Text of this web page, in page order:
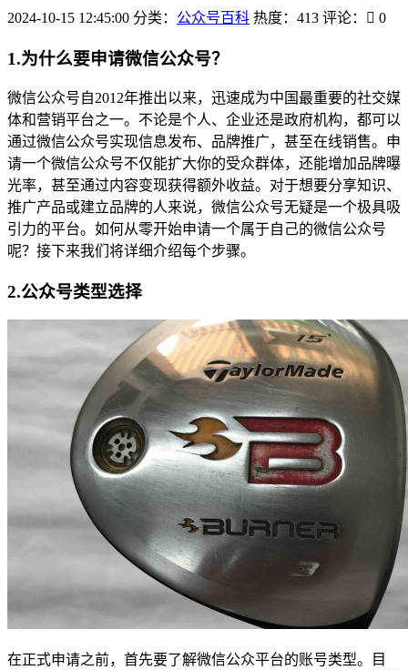
2024-10-15 12:45:00 分类： 公众号百科 热度：413 评论： 0
1.为什么要申请微信公众号？
微信公众号自2012年推出以来，迅速成为中国最重要的社交媒
体和营销平台之一。不论是个人、企业还是政府机构，都可以
通过微信公众号实现信息发布、品牌推广，甚至在线销售。申
请一个微信公众号不仅能扩大你的受众群体，还能增加品牌曝
光率，甚至通过内容变现获得额外收益。对于想要分享知识、
推广产品或建立品牌的人来说，微信公众号无疑是一个极具吸
引力的平台。如何从零开始申请一个属于自己的微信公众号
呢？接下来我们将详细介绍每个步骤。
2.公众号类型选择
在正式申请之前，首先要了解微信公众平台的账号类型。目